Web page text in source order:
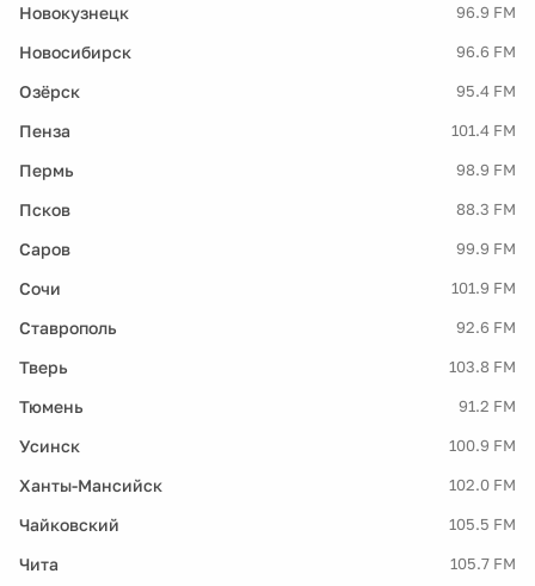
Новокузнецк 96.9 FM
Новосибирск 96.6 FM
Озёрск 95.4 FM
Пенза 101.4 FM
Пермь 98.9 FM
Псков 88.3 FM
Саров 99.9 FM
Сочи 101.9 FM
Ставрополь 92.6 FM
Тверь 103.8 FM
Тюмень 91.2 FM
Усинск 100.9 FM
Ханты-Мансийск 102.0 FM
Чайковский 105.5 FM
Чита 105.7 FM